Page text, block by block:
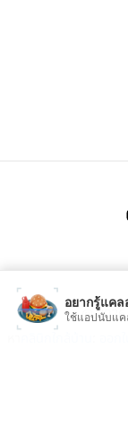
@
อยากรู้แคล
ใช้แอปนับแค